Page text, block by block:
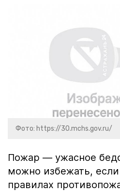
Фото: https://30.mchs.gov.ru/
Пожар — ужасное
можно избежать,
правилах